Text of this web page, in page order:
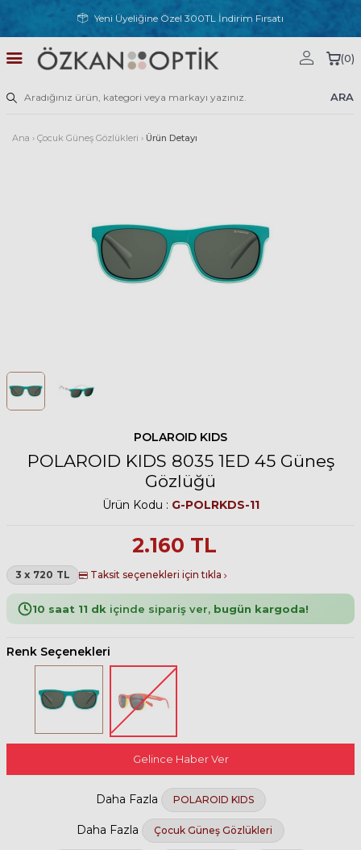
Yeni Üyeliğine Özel 300TL İndirim Fırsatı
ARA
(0)
Ana › Çocuk Güneş Gözlükleri › Ürün Detayı
POLAROID KIDS
POLAROID KIDS 8035 1ED 45 Güneş
Gözlüğü
Ürün Kodu : G-POLRKDS-11
2.160 TL
3 x 720 TL Taksit seçenekleri için tıkla
10 saat 11 dk içinde sipariş ver, bugün kargoda!
Renk Seçenekleri
Gelince Haber Ver
Daha Fazla POLAROID KIDS
Daha Fazla Çocuk Güneş Gözlükleri